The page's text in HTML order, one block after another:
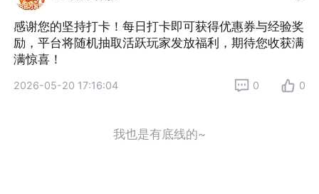
感谢您的坚持打卡！每日打卡即可获得优惠券与经验奖
励，平台将随机抽取活跃玩家发放福利，期待您收获满
满惊喜！
2026-05-20 17:16:04 0 0
我也是有底线的~